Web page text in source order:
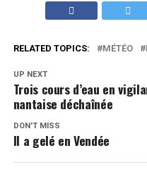
RELATED TOPICS: MÉTÉO
UP NEXT
Trois cours d’eau en
nantaise déchaînée
DON'T MISS
Il a gelé en Vendée